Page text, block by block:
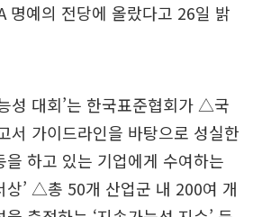
명예의 전당에 올랐다고 26일 밝
성 대회’는 한국표준협회가 △국
서 가이드라인을 바탕으로 성실한
을 하고 있는 기업에게 수여하는
상’ △총 50개 산업군 내 200여 개